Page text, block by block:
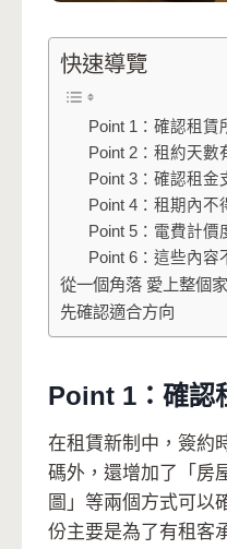
快速導覽
Point 1：確認租賃
Point 2：租約天數
Point 3：確認租金
Point 4：租期內不
Point 5：電費計價
Point 6：這些內容
從一個角落 愛上整個家
先確認適合方向
Point 1：確認
在租賃新制中，簽約
碼外，還增加了「房
圖」等兩個方式可以
份主要是為了有租客